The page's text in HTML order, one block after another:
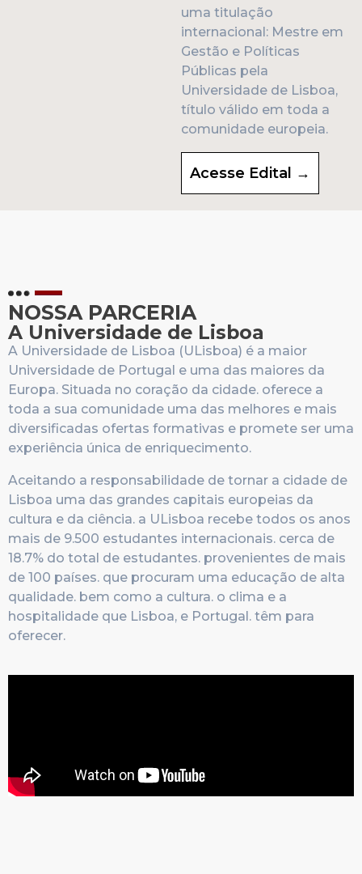
uma titulação
internacional: Mestre em
Gestão e Políticas
Públicas pela
Universidade de Lisboa,
título válido em toda a
comunidade europeia.
Acesse Edital →
NOSSA PARCERIA
A Universidade de Lisboa
A Universidade de Lisboa (ULisboa) é a maior
Universidade de Portugal e uma das maiores da
Europa. Situada no coração da cidade. oferece a
toda a sua comunidade uma das melhores e mais
diversificadas ofertas formativas e promete ser uma
experiência única de enriquecimento.
Aceitando a responsabilidade de tornar a cidade de
Lisboa uma das grandes capitais europeias da
cultura e da ciência. a ULisboa recebe todos os anos
mais de 9.500 estudantes internacionais. cerca de
18.7% do total de estudantes. provenientes de mais
de 100 países. que procuram uma educação de alta
qualidade. bem como a cultura. o clima e a
hospitalidade que Lisboa, e Portugal. têm para
oferecer.